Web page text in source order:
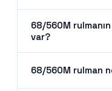
68/560M
var?
68/560M rulman